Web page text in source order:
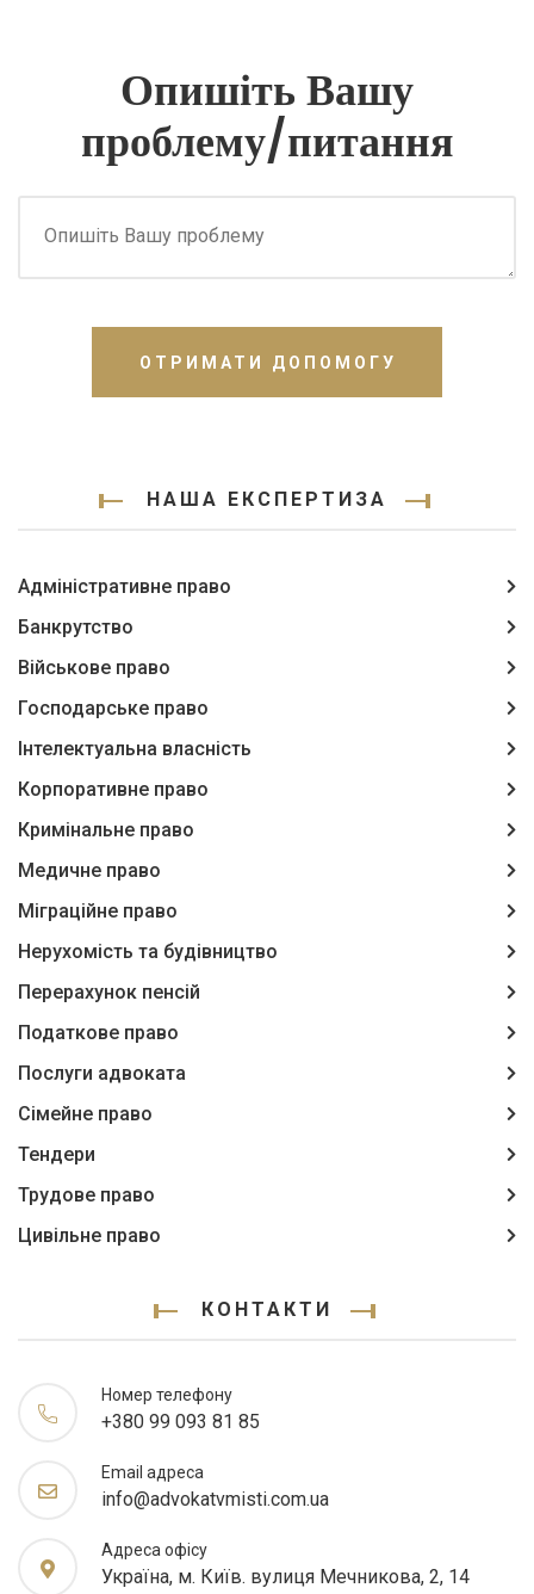
Опишіть Вашу
проблему/питання
ОТРИМАТИ ДОПОМОГУ
НАША ЕКСПЕРТИЗА
Адміністративне право
Банкрутство
Військове право
Господарське право
Інтелектуальна власність
Корпоративне право
Кримінальне право
Медичне право
Міграційне право
Нерухомість та будівництво
Перерахунок пенсій
Податкове право
Послуги адвоката
Сімейне право
Тендери
Трудове право
Цивільне право
КОНТАКТИ
Номер телефону
+380 99 093 81 85
Email адреса
info@advokatvmisti.com.ua
Адреса офісу
Україна, м. Київ. вулиця Мечникова, 2, 14